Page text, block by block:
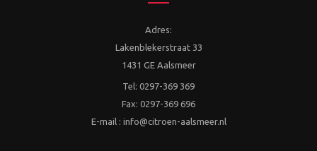
Adres:
Lakenblekerstraat 33
1431 GE Aalsmeer
Tel: 0297-369 369
Fax: 0297-369 696
E-mail : info@citroen-aalsmeer.nl